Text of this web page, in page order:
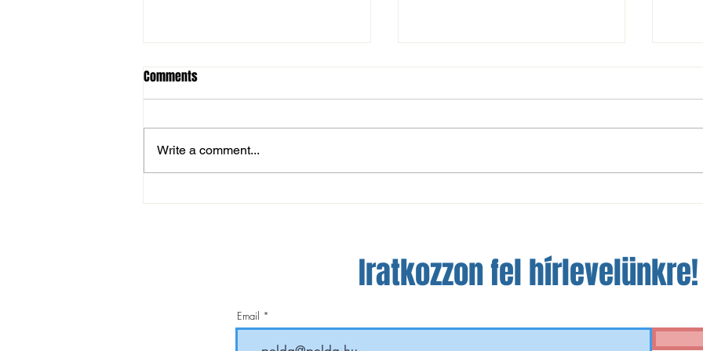
Csepelre került a labdarúgó
Pontosztozkodás a kerületi
Comments
Write a comment...
Iratkozzon fel hírlevelünkre!
Email